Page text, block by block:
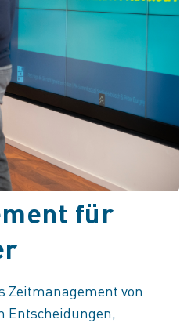
für
Zeitmanagement von
Entscheidungen,